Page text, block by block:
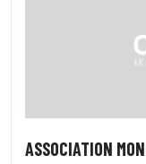
ASSOCIATION